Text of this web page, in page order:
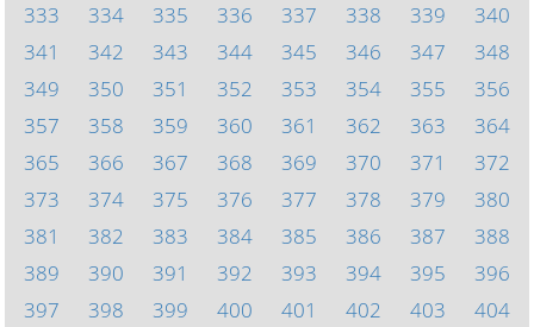
333
334 335 336 337 338 339
340
341
342 343 344 345 346 347
348
349
350 351 352 353 354 355
356
357
358 359 360 361 362 363
364
365
366 367 368 369 370 371
372
373
374 375 376 377 378 379
380
381
382 383 384 385 386 387
388
389
390 391 392 393 394 395
396
397
398 399 400 401 402 403 404